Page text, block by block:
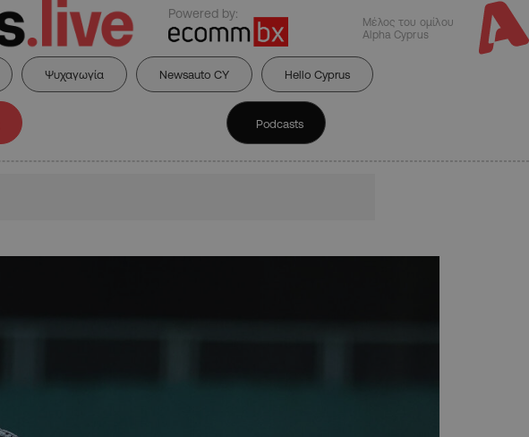
Powered by:
Μέλος του ομίλου
Alpha Cyprus
Ψυχαγωγία Newsauto CY Hello Cyprus
Podcasts